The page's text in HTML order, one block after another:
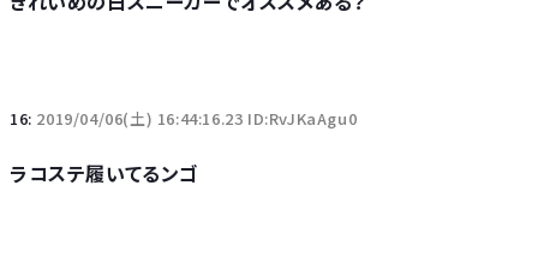
16: 2019/04/06(土) 16:44:16.23 ID:RvJKaAgu0
ラコステ履いてるンゴ